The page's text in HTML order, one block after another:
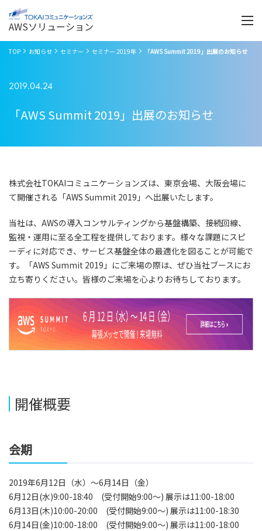
AWSソリューション
く
TOP お知らせ セミナー セミナー 2019年 「AWS Summit 2019」出展のお知らせ
2019.04.24
「AWS Summit 2019」出展のお知らせ
株式会社TOKAIコミュニケーションズは、東京会場、大阪会場に
て開催される「AWS Summit 2019」へ出展いたします。
当社は、AWSの導入コンサルティングから基盤構築、接続回線、
監視・運用に至る全工程を提供しております。様々な課題にスピ
ーディに対応でき、サービス基盤全体の最適化を図ることが可能で
す。「AWS Summit 2019」にご来場の際は、ぜひ当社ブースにお
立ち寄りください。皆様のご来場を心よりお待ちしております。
開催概要
会期
2019年6月12日（水）～6月14日（金）
6月12日(水)9:00-18:40 (受付開始9:00～) 展示は11:00-18:00
6月13日(木)10:00-20:00 (受付開始9:00～) 展示は11:00-18:30
6月14日(金)10:00-18:00 (受付開始9:00～) 展示は11:00-18:00